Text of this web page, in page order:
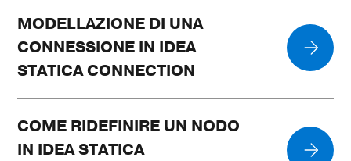
MODELLAZIONE DI UNA
CONNESSIONE IN IDEA
STATICA CONNECTION
COME RIDEFINIRE UN NODO
IN IDEA STATICA